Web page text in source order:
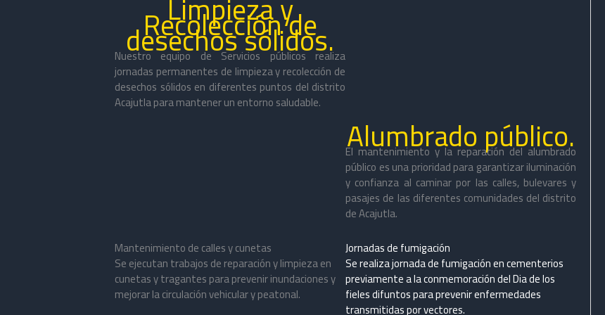
Recolección de
desechos sólidos.
Nuestro equipo de Servicios públicos realiza
jornadas permanentes de limpieza y recolección de
desechos sólidos en diferentes puntos del distrito
Acajutla para mantener un entorno saludable.
Alumbrado público.
El mantenimiento y la reparación del alumbrado
público es una prioridad para garantizar iluminación
y confianza al caminar por las calles, bulevares y
pasajes de las diferentes comunidades del distrito
de Acajutla.
Mantenimiento de calles y cunetas
Se ejecutan trabajos de reparación y limpieza en
cunetas y tragantes para prevenir inundaciones y
mejorar la circulación vehicular y peatonal.
Jornadas de fumigación
Se realiza jornada de fumigación en cementerios
previamente a la conmemoración del Dia de los
fieles difuntos para prevenir enfermedades
transmitidas por vectores.